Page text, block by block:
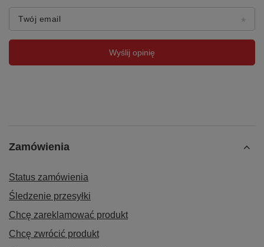
Twój email
Wyślij opinię
Zamówienia
Status zamówienia
Śledzenie przesyłki
Chcę zareklamować produkt
Chcę zwrócić produkt